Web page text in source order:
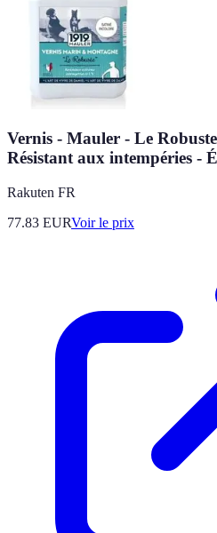
Vernis - Mauler - Le
Résistant aux intempéries -
Rakuten FR
77.83 EURVoir le prix